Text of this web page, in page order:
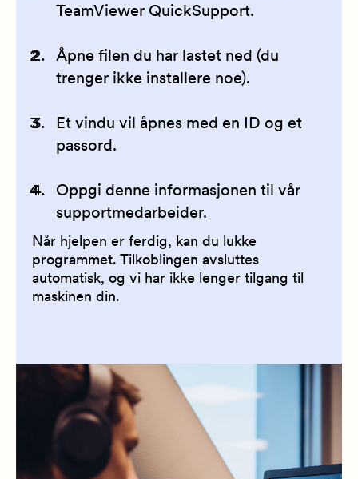
TeamViewer QuickSupport.
Åpne filen du har lastet ned (du
trenger ikke installere noe).
Et vindu vil åpnes med en ID og et
passord.
Oppgi denne informasjonen til vår
supportmedarbeider.
Når hjelpen er ferdig, kan du lukke
programmet. Tilkoblingen avsluttes
automatisk, og vi har ikke lenger tilgang til
maskinen din.